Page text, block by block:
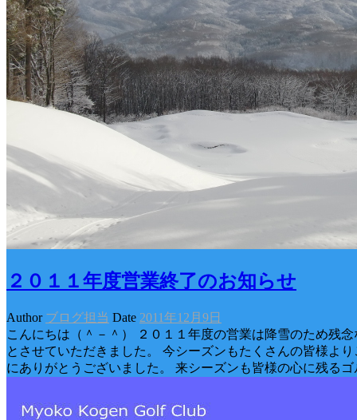
２０１１年度営業終了のお知らせ
Author ブログ担当 Date 2011年12月9日
こんにちは（＾－＾） ２０１１年度の営業は降雪のため残
とさせていただきました。 今シーズンもたくさんの皆様よ
にありがとうございました。 来シーズンも皆様の心に残るゴ